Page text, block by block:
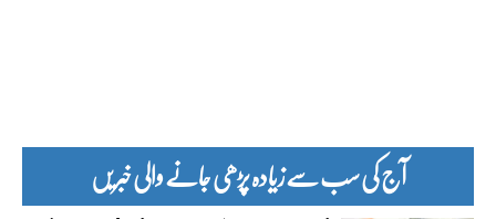
آج کی سب سے زیادہ پڑھی جانے والی خبریں